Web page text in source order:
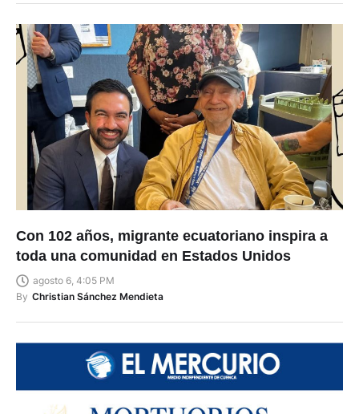
Con 102 años, migrante ecuatoriano inspira a
toda una comunidad en Estados Unidos
agosto 6, 4:05 PM
By Christian Sánchez Mendieta